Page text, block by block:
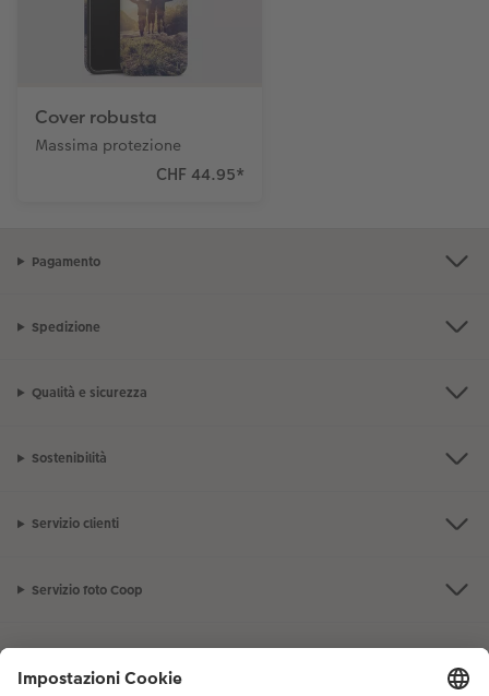
Cover robusta
Massima protezione
CHF 44.95*
Pagamento
Spedizione
Qualità e sicurezza
Sostenibilità
Servizio clienti
Servizio foto Coop